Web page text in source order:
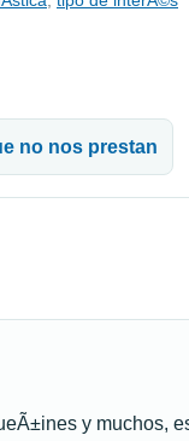
no nos prestan
y muchos,